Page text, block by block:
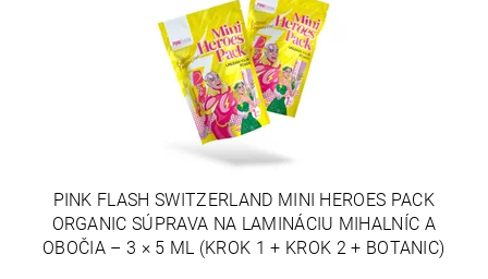
PINK FLASH SWITZERLAND MINI HEROES PACK
ORGANIC SÚPRAVA NA LAMINÁCIU MIHALNÍC A
OBOČIA – 3 × 5 ML (KROK 1 + KROK 2 + BOTANIC)